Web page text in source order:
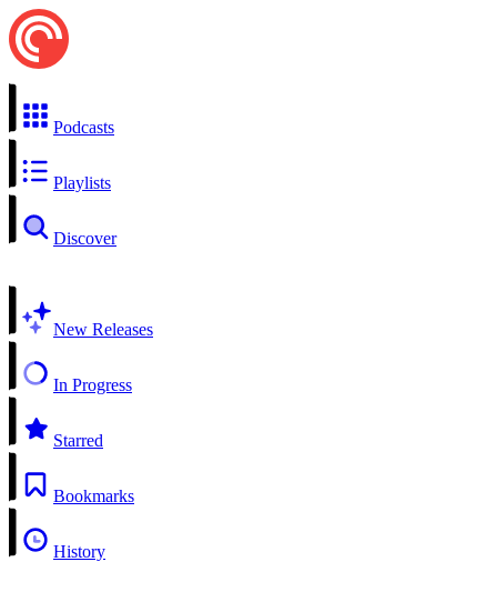
Podcasts
Playlists
Discover
New Releases
In Progress
Starred
Bookmarks
History